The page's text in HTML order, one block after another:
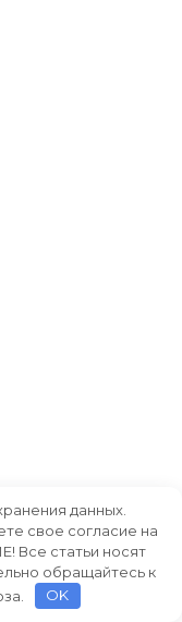
данных.
свое согласие на
Все статьи носят
обращайтесь к
OK